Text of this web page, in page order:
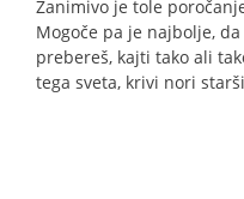
Zanimivo je tole
Mogoče pa je najbolje,
prebereš, kajti tako ali
tega sveta, krivi nori